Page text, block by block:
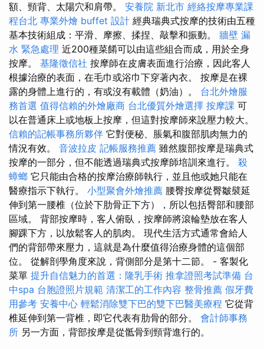
額、頸背、太陽穴和肩帶。 安養院 新北市 經絡按摩專業課
程台北 專業外燴 buffet 設計 經典瑞典式按摩的技術由五種
基本技術組成：平滑、摩擦、揉捏、敲擊和振動。 牆壁 漏
水 緊急處理 近200種菜餚可以由這些組合而成，用於全身
按摩。 基隆徵信社 按摩師在皮膚表面進行治療，因此客人
根據治療的表面，在毛巾或浴巾下穿著內衣。 按摩是在裸
露的身體上進行的，有或沒有載體（奶油）。 台北外燴服
務首選 值得信賴的外燴廠商 台北優質外燴選擇 按摩課 可
以在普通床上或地板上按摩，但這對按摩師來說壓力較大。
信賴的記帳事務所夥伴 它對便秘、脹氣和腹部肌肉無力的
情況有效。 音波拉皮 記帳服務推薦 雖然腹部按摩是瑞典式
按摩的一部分，但不能透過瑞典式按摩師培訓來進行。 殺
蟑螂 它只能由合格的按摩治療師執行，並且他或她只能在
醫療指示下執行。 小型聚會外燴推薦 腰臀按摩從臀皺襞延
伸到第一腰椎（位於下肋骨正下方），所以包括臀部和腰部
區域。 背部按摩時，客人俯臥，按摩師將滾輪墊放在客人
腳踝下方，以放鬆客人的肌肉。 現代生活方式通常會給人
們的背部帶來壓力，這就是為什麼值得治療身體的這個部
位。 從解剖學角度來說，背側部分是第十二節。 - 客製化
菜單 提升自信魅力的首選：隆乳手術 推拿證照考試準備 台
中spa 台胞證照片規範 清潔工的工作內容 整骨推薦 假牙費
用參考 安養中心 輕鬆消除雙下巴的雙下巴醫美療程 它從背
椎延伸到第一背椎，即它代表有肋骨的部分。 會計師事務
所 另一方面，背部按摩是從骶骨到頸背進行的。